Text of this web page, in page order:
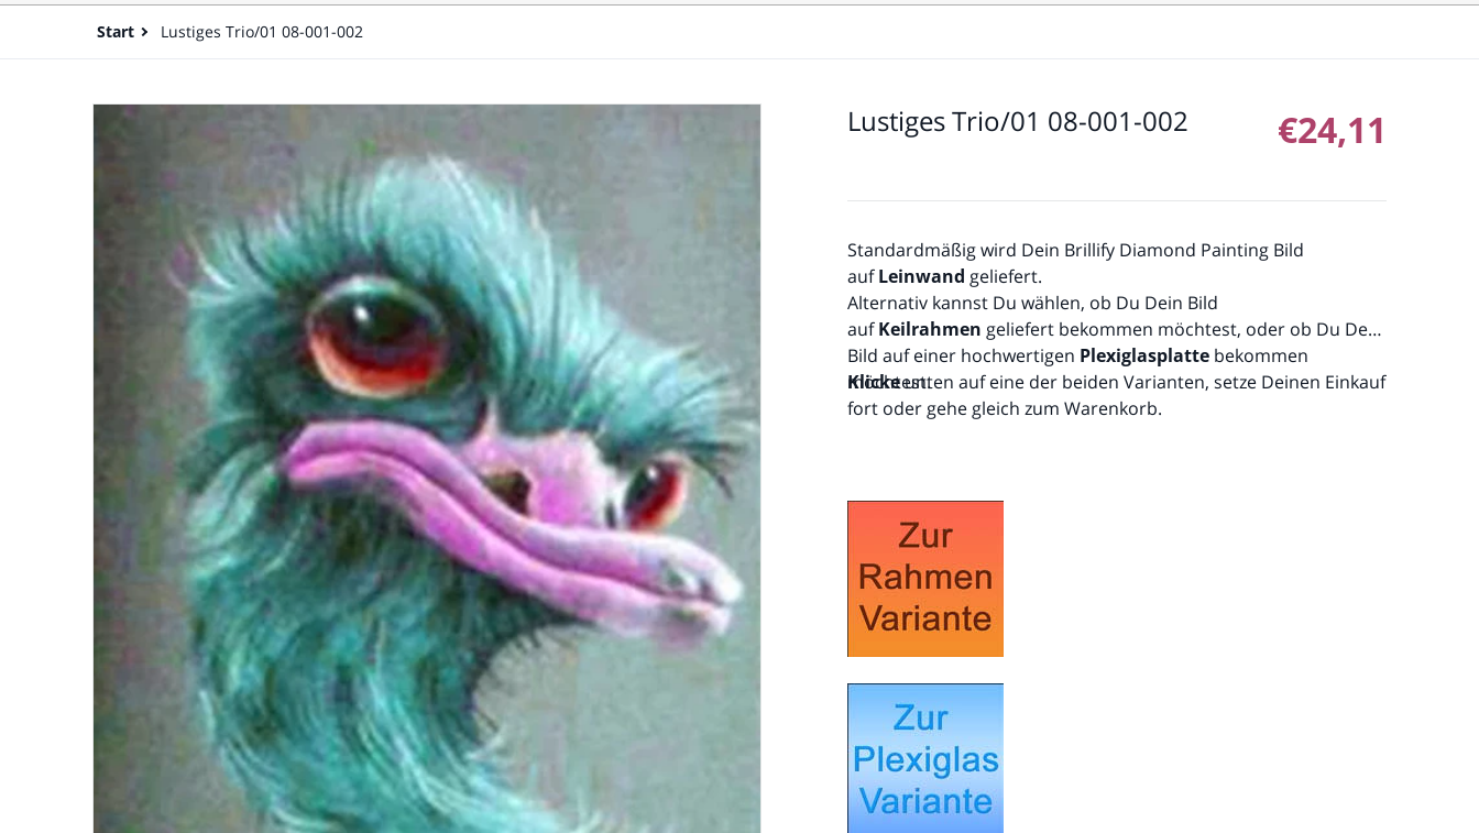
Start Lustiges Trio/01 08-001-002
products/002-LustigesTrio-01.jpg Lustiges Trio/01 08-001-002 €24,11
Standardmäßig wird Dein Brillify Diamond Painting Bild
aufLeinwand geliefert.
Alternativ kannst Du wählen, ob Du Dein Bild
aufKeilrahmen geliefert bekommen möchtest, oder ob Du Dein
Bild auf einer hochwertigen Plexiglasplatte bekommen
möchtest.
Klickeunten auf eine der beiden Varianten, setze Deinen Einkauf
fort oder gehe gleich zum Warenkorb.